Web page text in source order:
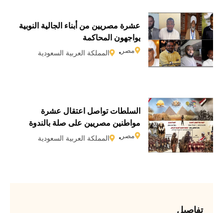
عشرة مصريين من أبناء الجالية النوبية
يواجهون المحاكمة
مصر المملكة العربية السعودية
السلطات تواصل اعتقال عشرة
مواطنين مصريين على صلة بالندوة
النوبية منذ يوليو/تموز 2020
مصر المملكة العربية السعودية
تفاصيل